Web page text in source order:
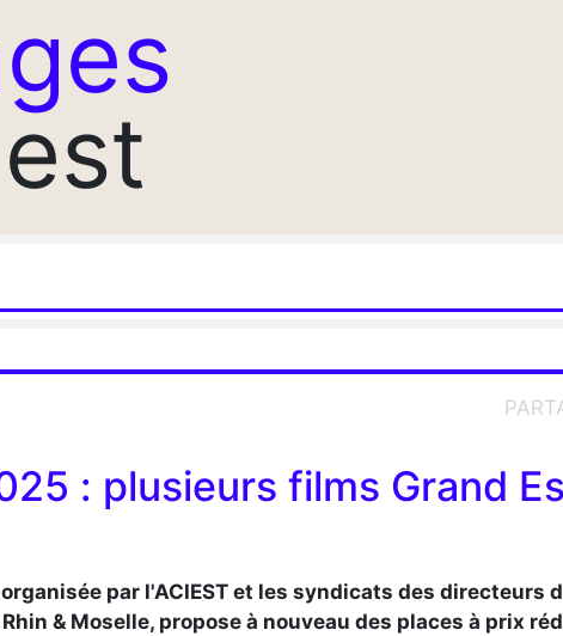
: plusieurs films Grand
par l'ACIEST et les syndicats des directeurs
& Moselle, propose à nouveau des places à prix